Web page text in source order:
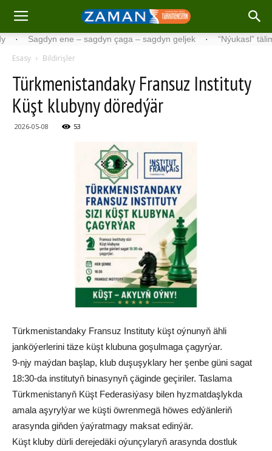
Sagdyn ene – sagdyn çaga – sagdyn geljek · “Nýukasl” tälimçisini
Esasy Bildirişler
Türkmenistandaky Fransuz Instituty
Küşt klubyny döredýär
2026-05-08 53
Türkmenistandaky Fransuz Instituty küşt oýnunyň ähli
janköýerlerini täze küşt klubuna goşulmaga çagyrýar.
9-njy maýdan başlap, klub duşuşyklary her şenbe güni sagat
18:30-da institutyň binasynyň çäginde geçiriler. Taslama
Türkmenistanyň Küşt Federasiýasy bilen hyzmatdaşlykda
amala aşyrylýar we küşti öwrenmegä höwes edýänleriň
arasynda giňden ýaýratmagy maksat edinýär.
Küşt kluby dürli derejedäki oýunçylaryň arasynda dostluk